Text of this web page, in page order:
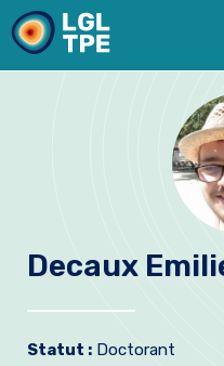
Decaux
Statut : Doctorant